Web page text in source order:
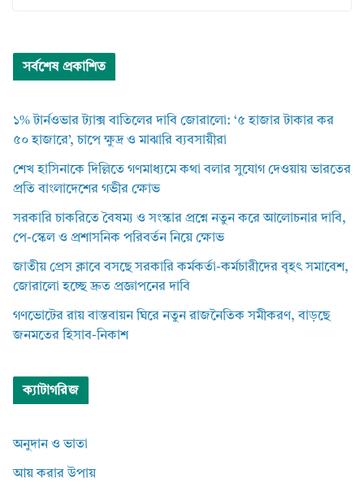
সর্বশেষ প্রকাশিত
১% টার্নওভার ট্যাক্স বাতিলের দাবি জোরালো: ‘৫ হাজার টাকার কর
৫০ হাজারে’, চাপে ক্ষুদ্র ও মাঝারি ব্যবসায়ীরা
শেখ হাসিনাকে দিল্লিতে গণমাধ্যমে কথা বলার সুযোগ দেওয়ায় ভারতের
প্রতি বাংলাদেশের গভীর ক্ষোভ
সরকারি চাকরিতে বৈষম্য ও সংস্কার প্রশ্নে নতুন করে আলোচনার দাবি,
পে-স্কেল ও প্রশাসনিক পরিবর্তন নিয়ে ক্ষোভ
জাতীয় প্রেস ক্লাবে বসছে সরকারি কর্মকর্তা-কর্মচারীদের বৃহৎ সমাবেশ,
জোরালো হচ্ছে দ্রুত প্রজ্ঞাপনের দাবি
গণভোটের রায় বাস্তবায়ন ঘিরে নতুন রাজনৈতিক সমীকরণ, বাড়ছে
জনমতের হিসাব-নিকাশ
ক্যাটাগরিজ
অনুদান ও ভাতা
আয় করার উপায়